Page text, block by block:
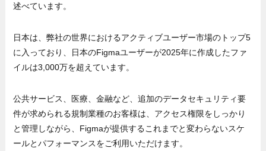
述べています。
日本は、弊社の世界におけるアクティブユーザー市場のトップ5
に入っており、日本のFigmaユーザーが2025年に作成したファ
イルは3,000万を超えています。
公共サービス、医療、金融など、追加のデータセキュリティ要
件が求められる規制業種のお客様は、アクセス権限をしっかり
と管理しながら、Figmaが提供するこれまでと変わらないスケ
ールとパフォーマンスをご利用いただけます。